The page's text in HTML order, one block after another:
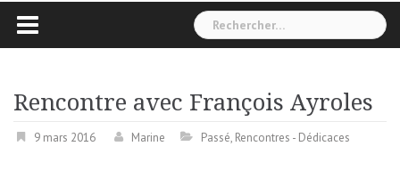
Rechercher :
Rencontre avec François Ayroles
9 mars 2016 Marine Passé, Rencontres - Dédicaces